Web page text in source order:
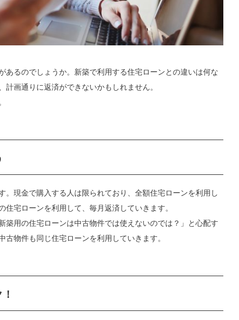
るのでしょうか。新築で利用する住宅ローンとの違いは何な
画通りに返済ができないかもしれません。
現金で購入する人は限られており、全額住宅ローンを利用し
宅ローンを利用して、毎月返済していきます。
築用の住宅ローンは中古物件では使えないのでは？」と心配す
物件も同じ住宅ローンを利用していきます。